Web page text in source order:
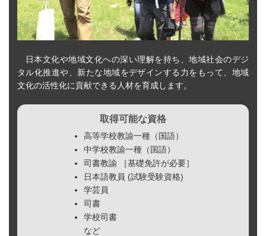
日本文化や地域文化への深い理解を持ち、地域社会のデジ
タル化推進や、新たな地域をデザインする力をもって、地域
文化の活性化に貢献できる人材を育成します。
取得可能な資格
高等学校教諭一種（国語）
中学校教諭一種（国語）
司書教諭 ［基礎免許が必要］
日本語教員 (試験受験資格)
学芸員
司書
学校司書
など